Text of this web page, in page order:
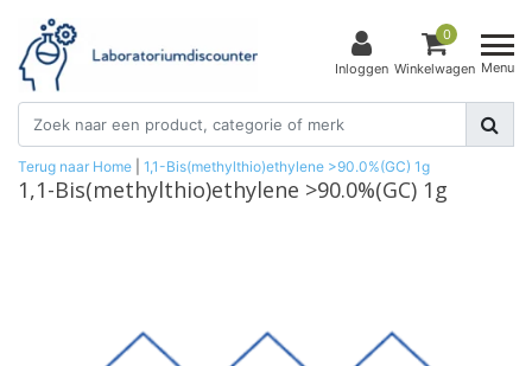
Inloggen
0
Winkelwagen Menu
Terug naar Home 1,1-Bis(methylthio)ethylene >90.0%(GC) 1g
1,1-Bis(methylthio)ethylene >90.0%(GC) 1g